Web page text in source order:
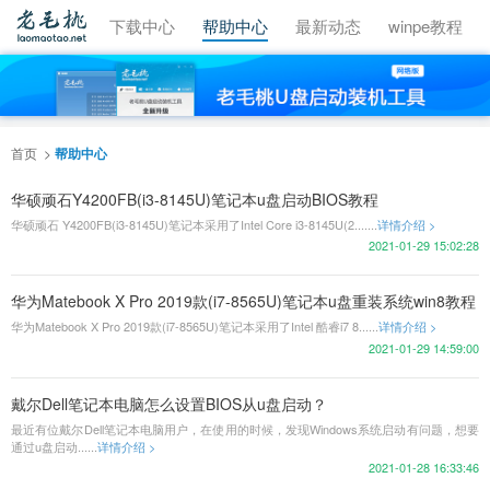
视频教程 下载中心 帮助中心 最新动态 winpe教程
首页 帮助中心
华硕顽石Y4200FB(i3-8145U)笔记本u盘启动BIOS教程
华硕顽石 Y4200FB(i3-8145U)笔记本采用了Intel Core i3-8145U(2....... 详情介绍 >
2021-01-29 15:02:28
华为Matebook X Pro 2019款(i7-8565U)笔记本u盘重装系统win8教程
华为Matebook X Pro 2019款(i7-8565U)笔记本采用了Intel 酷睿i7 8......详情介绍 >
2021-01-29 14:59:00
戴尔Dell笔记本电脑怎么设置BIOS从u盘启动？
最近有位戴尔Dell笔记本电脑用户，在使用的时候，发现Windows系统启动有问题，想要
通过u盘启动...... 详情介绍 >
2021-01-28 16:33:46